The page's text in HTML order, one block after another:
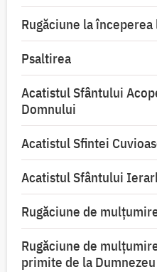
Rugăciune la
Psaltirea
Acatistul Sfântului
Domnului
Acatistul Sfintei
Acatistul Sfântului
Rugăciune de
Rugăciune de
primite de la Dumnezeu